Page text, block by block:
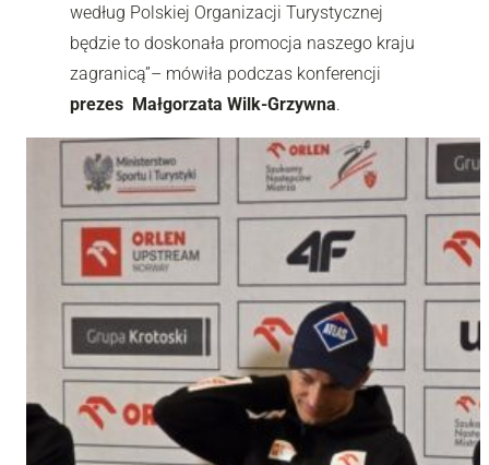
według Polskiej Organizacji Turystycznej
będzie to doskonała promocja naszego kraju
zagranicą”– mówiła podczas konferencji
prezes Małgorzata Wilk-Grzywna.